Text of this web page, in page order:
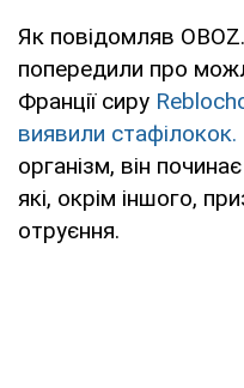
Як повідомляв
попередили про
Франції сиру
виявили стафілокок.
організм, він
які, окрім іншого,
отруєння.